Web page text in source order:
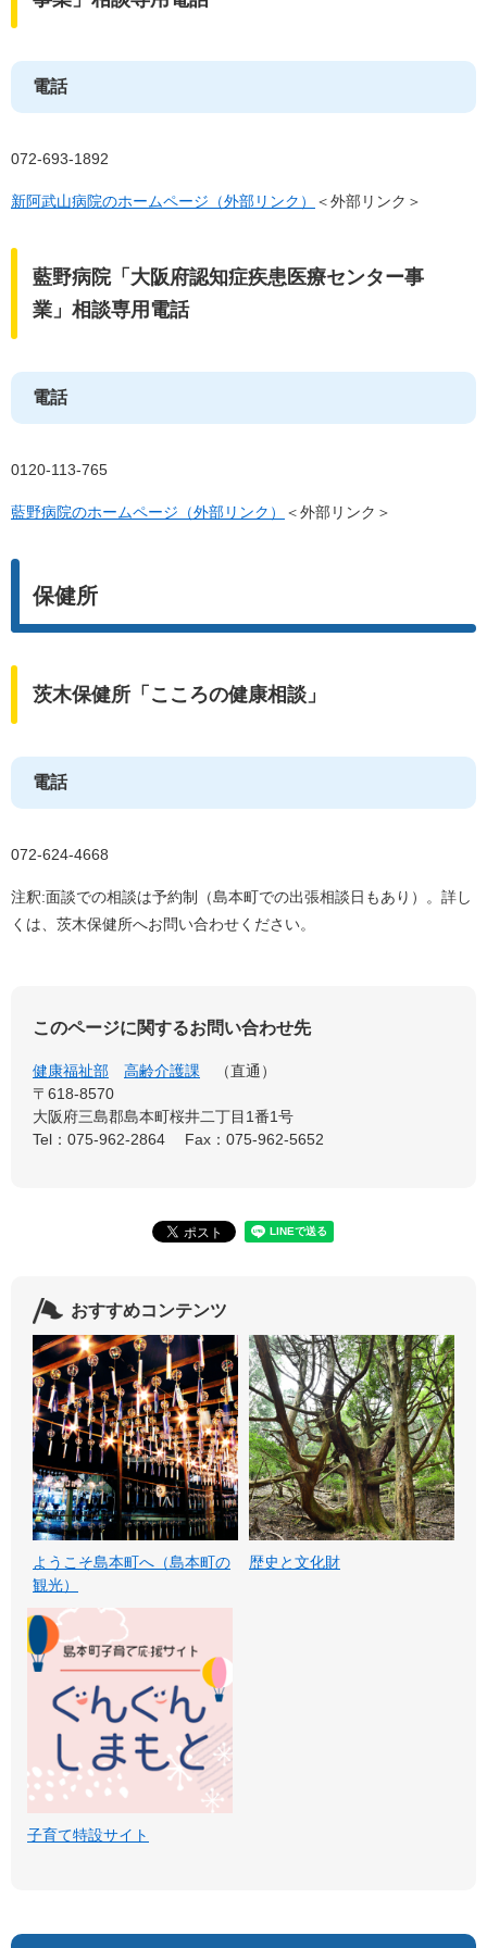
電話
072-693-1892
新阿武山病院のホームページ（外部リンク） ＜外部リンク＞
藍野病院「大阪府認知症疾患医療センター事
業」相談専用電話
電話
0120-113-765
藍野病院のホームページ（外部リンク） ＜外部リンク＞
保健所
茨木保健所「こころの健康相談」
電話
072-624-4668
注釈:面談での相談は予約制（島本町での出張相談日もあり）。詳し
くは、茨木保健所へお問い合わせください。
このページに関するお問い合わせ先
健康福祉部 高齢介護課
直通
〒618-8570
大阪府三島郡島本町桜井二丁目1番1号
Tel：075-962-2864
Fax：075-962-5652
おすすめコンテンツ
ようこそ島本町へ（島本町の
観光）
歴史と文化財
子育て特設サイト